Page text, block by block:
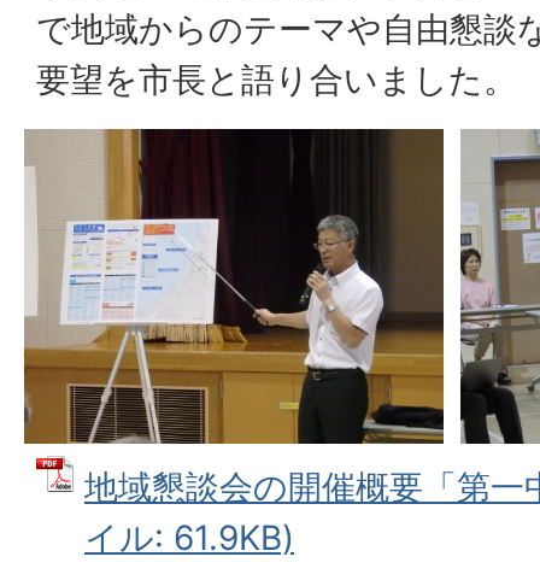
で地域からのテーマや自由懇談
要望を市長と語り合いました。
地域懇談会の開催概要「第一
イル: 61.9KB)